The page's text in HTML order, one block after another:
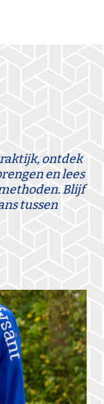
ontdek
en lees
Blijf
tussen